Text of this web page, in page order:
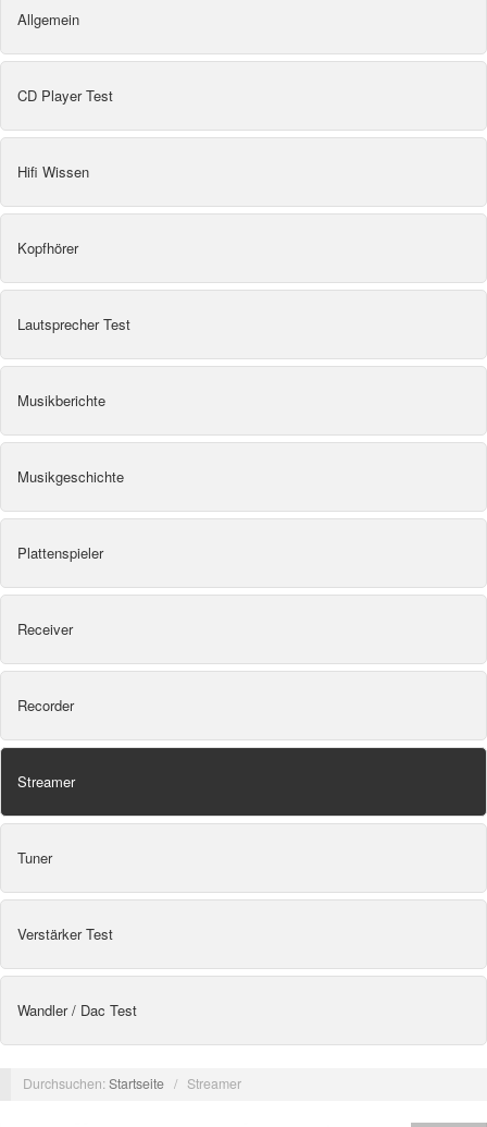
Allgemein
CD Player Test
Hifi Wissen
Kopfhörer
Lautsprecher Test
Musikberichte
Musikgeschichte
Plattenspieler
Receiver
Recorder
Streamer
Tuner
Verstärker Test
Wandler / Dac Test
Durchsuchen:Startseite / Streamer